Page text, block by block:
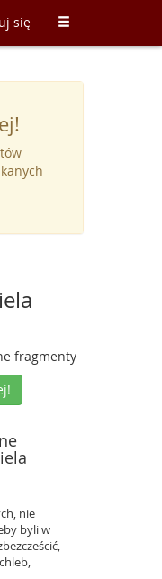
się
fragmenty
nie
byli w